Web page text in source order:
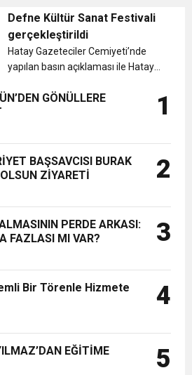
Havalimanı’nın 2022 yılı Şubat ayına
ait hava yolu uçak, yolcu ve yük
istatistiklerini açıkladı....
Defne Kültür Sanat Festivali
gerçekleştirildi
Hatay Gazeteciler Cemiyeti’nde
yapılan basın açıklaması ile Hatay
Başkanı, Defne Dayanışma Derneği
GÖNÜLLERE
1
BAŞSAVCISI BURAK
ZİYARETİ
2
PERDE ARKASI:
FAZLASI MI VAR?
3
Bir Törenle Hizmete
4
EĞİTİME
5